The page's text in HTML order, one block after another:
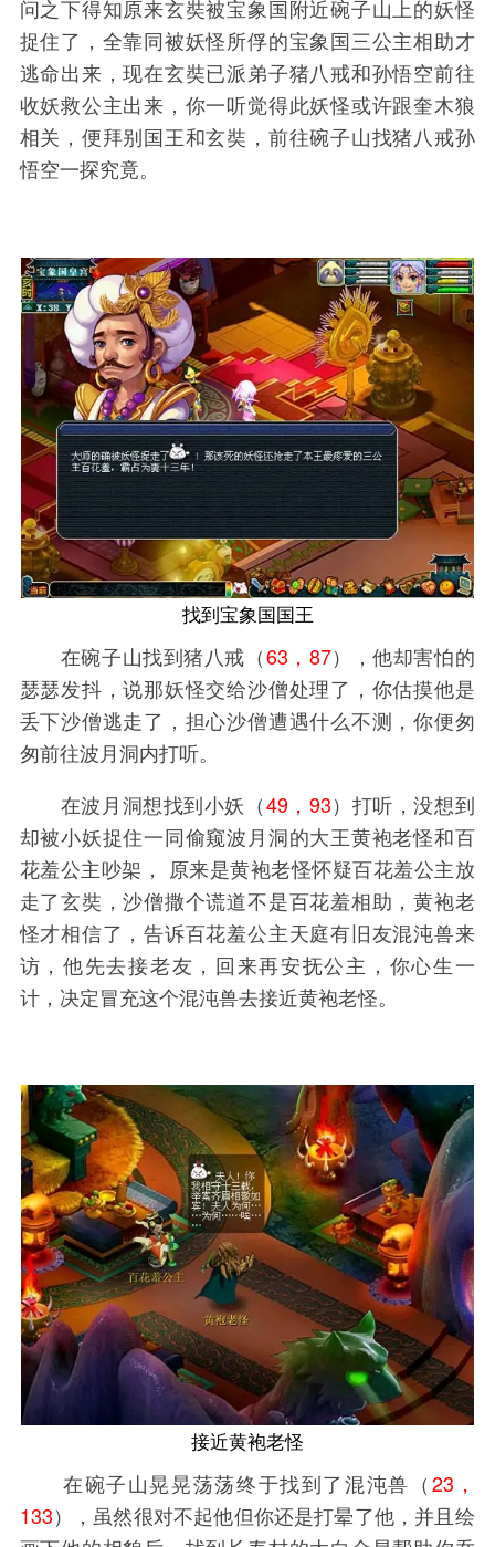
问之下得知原来玄奘被宝象国附近碗子山上的妖怪
捉住了，全靠同被妖怪所俘的宝象国三公主相助才
逃命出来，现在玄奘已派弟子猪八戒和孙悟空前往
收妖救公主出来，你一听觉得此妖怪或许跟奎木狼
相关，便拜别国王和玄奘，前往碗子山找猪八戒孙
悟空一探究竟。
找到宝象国国王
在碗子山找到猪八戒（63，87），他却害怕的
瑟瑟发抖，说那妖怪交给沙僧处理了，你估摸他是
丢下沙僧逃走了，担心沙僧遭遇什么不测，你便匆
匆前往波月洞内打听。
在波月洞想找到小妖（49，93）打听，没想到
却被小妖捉住一同偷窥波月洞的大王黄袍老怪和百
花羞公主吵架， 原来是黄袍老怪怀疑百花羞公主放
走了玄奘，沙僧撒个谎道不是百花羞相助，黄袍老
怪才相信了，告诉百花羞公主天庭有旧友混沌兽来
访，他先去接老友，回来再安抚公主，你心生一
计，决定冒充这个混沌兽去接近黄袍老怪。
接近黄袍老怪
在碗子山晃晃荡荡终于找到了混沌兽（23，
133），虽然很对不起他但你还是打晕了他，并且绘